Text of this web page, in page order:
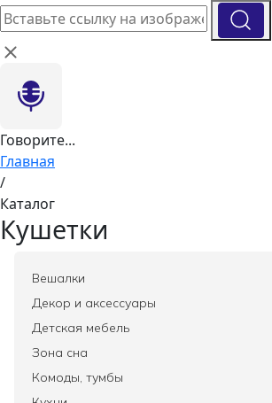
Говорите...
Главная
/
Каталог
Кушетки
Вешалки
Все
Декор и аксессуары
Все
Элитные зеркала
Ковры
Детская мебель
Все
Зеркала
Зона сна
Все
Комоды, тумбы